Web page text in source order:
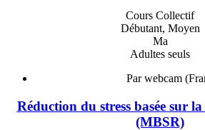
Cours Collectif
Débutant, Moyen
Ma
Adultes seuls
Par webcam
Réduction du stress basée sur la
(MBSR)